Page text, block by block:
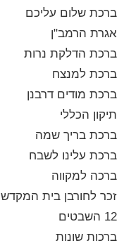
ברכת שלום עליכם
אגרת הרמב"ן
ברכת הדלקת נרות
ברכת למנצח
ברכת מודים דרבנן
תיקון הכללי
ברכת בריך שמה
ברכת עלינו לשבח
ברכה למקווה
זכר לחורבן בית המקדש
12 השבטים
ברכות שונות